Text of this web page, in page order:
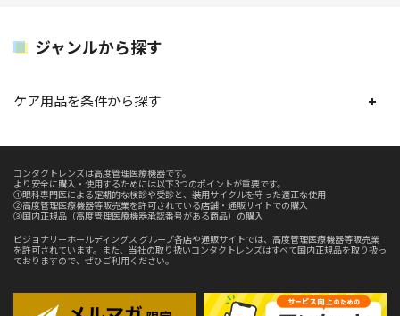
ジャンルから探す
ケア用品を条件から探す
コンタクトレンズは高度管理医療機器です。
より安全に購入・使用するためには以下3つのポイントが重要です。
①眼科専門医による定期的な検診や受診と、装用サイクルを守った適正な使用
②高度管理医療機器等販売業を許可されている店舗・通販サイトでの購入
③国内正規品（高度管理医療機器承認番号がある商品）の購入
ビジョナリーホールディングス グループ各店や通販サイトでは、高度管理医療機器等販売業
を許可されています。また、当社の取り扱いコンタクトレンズはすべて国内正規品を取り扱っ
ておりますので、ぜひご利用ください。